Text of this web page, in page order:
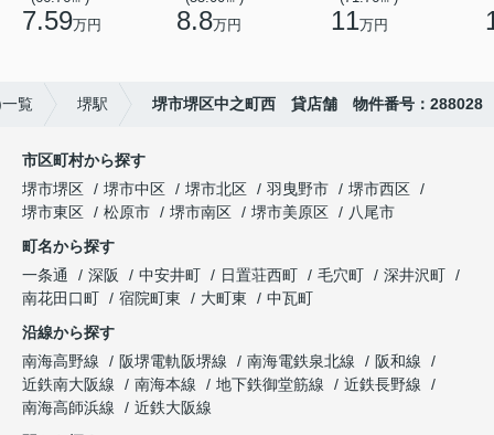
7.59万円 8.8万円 11万円
覧 堺駅 堺市堺区中之町西 貸店舗 物件番号：288028
市区町村から探す
堺市堺区
堺市中区 堺市北区 羽曳野市
堺市西区
堺市東区
松原市 堺市南区 堺市美原区
八尾市
町名から探す
一条通
深阪 中安井町 日置荘西町 毛穴町
深井沢町
南花田口町
宿院町東 大町東
中瓦町
沿線から探す
南海高野線
阪堺電軌阪堺線 南海電鉄泉北線
阪和線
近鉄南大阪線
南海本線 地下鉄御堂筋線
近鉄長野線
南海高師浜線
近鉄大阪線